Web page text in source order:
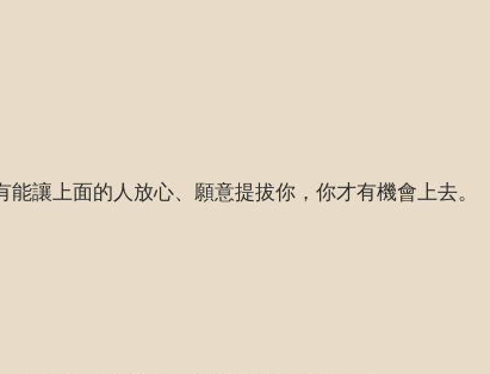
讓上面的人放心、願意提拔你，你才有機會上去。